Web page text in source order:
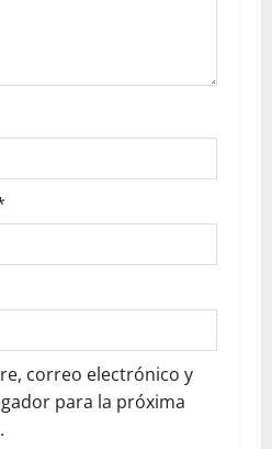
correo electrónico y
para la próxima